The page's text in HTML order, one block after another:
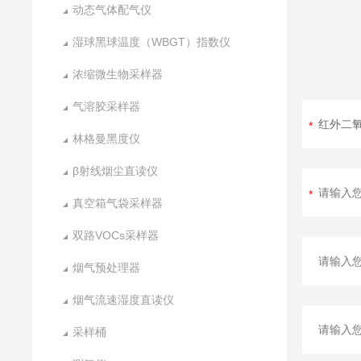
动态气体配气仪
湿球黑球温度（WBGT）指数仪
浓缩微生物采样器
气溶胶采样器
林格曼黑度仪
β射线烟尘直读仪
真空箱气袋采样器
双路VOCs采样器
烟气预处理器
烟气流速湿度直读仪
采样桶